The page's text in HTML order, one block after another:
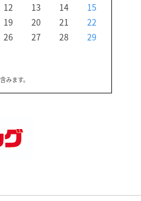
12 13 14
15
19 20 21
22
26 27 28
29
みます。